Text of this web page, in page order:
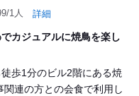
1人 詳細
カジュアルに焼鳥を楽し
歩1分のビル2階にある焼
連の方との会食で利用し